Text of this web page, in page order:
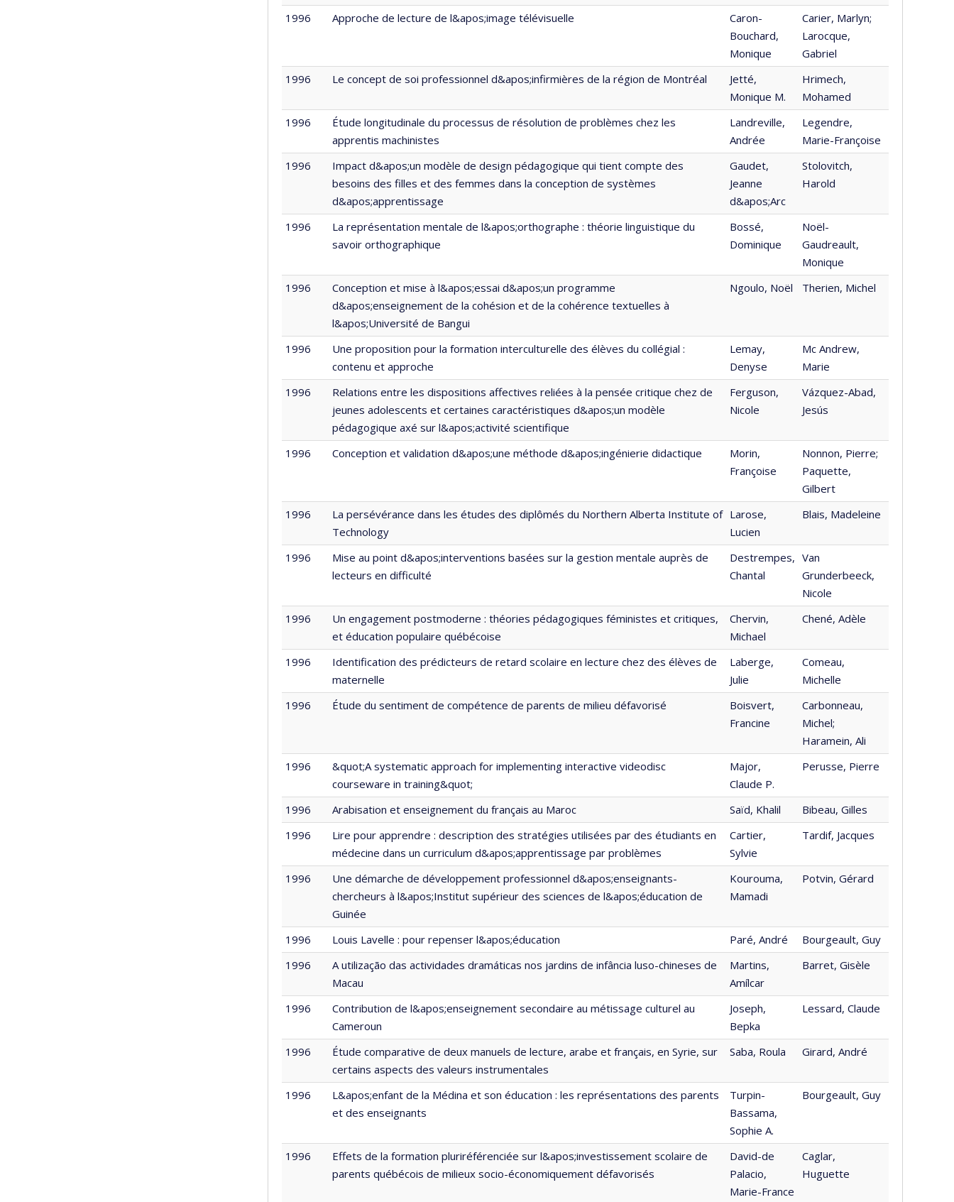
1996 Approche de lecture de l&apos;image télévisuelle
Caron-
Bouchard,
Monique
Carier, Marlyn;
Larocque,
Gabriel
1996
Le concept de soi professionnel d&apos;infirmières de la région de Montréal
Jetté,
Monique M.
Hrimech,
Mohamed
1996
Étude longitudinale du processus de résolution de problèmes chez les
apprentis machinistes
Landreville,
Andrée
Legendre,
Marie-Françoise
1996
Impact d&apos;un modèle de design pédagogique qui tient compte des
besoins des filles et des femmes dans la conception de systèmes
d&apos;apprentissage
Gaudet,
Jeanne
d&apos;Arc
Stolovitch,
Harold
1996
La représentation mentale de l&apos;orthographe : théorie linguistique du
savoir orthographique
Bossé,
Dominique
Noël-
Gaudreault,
Monique
1996
Conception et mise à l&apos;essai d&apos;un programme
d&apos;enseignement de la cohésion et de la cohérence textuelles à
l&apos;Université de Bangui
Ngoulo, Noël Therien, Michel
1996
Une proposition pour la formation interculturelle des élèves du collégial :
contenu et approche
Lemay,
Denyse
Mc Andrew,
Marie
1996
Relations entre les dispositions affectives reliées à la pensée critique chez de
jeunes adolescents et certaines caractéristiques d&apos;un modèle
pédagogique axé sur l&apos;activité scientifique
Ferguson,
Nicole
Vázquez-Abad,
Jesús
1996 Conception et validation d&apos;une méthode d&apos;ingénierie didactique
Morin,
Françoise
Nonnon, Pierre;
Paquette,
Gilbert
1996
La persévérance dans les études des diplômés du Northern Alberta Institute of
Technology
Larose,
Lucien
Blais, Madeleine
1996
Mise au point d&apos;interventions basées sur la gestion mentale auprès de
lecteurs en difficulté
Destrempes,
Chantal
Van
Grunderbeeck,
Nicole
1996
Un engagement postmoderne : théories pédagogiques féministes et critiques,
et éducation populaire québécoise
Chervin,
Michael
Chené, Adèle
1996
Identification des prédicteurs de retard scolaire en lecture chez des élèves de
maternelle
Laberge,
Julie
Comeau,
Michelle
1996
Étude du sentiment de compétence de parents de milieu défavorisé
Boisvert,
Francine
Carbonneau,
Michel;
Haramein, Ali
1996
&quot;A systematic approach for implementing interactive videodisc
courseware in training&quot;
Major,
Claude P.
Perusse, Pierre
1996 Arabisation et enseignement du français au Maroc Saïd, Khalil
Bibeau, Gilles
1996
Lire pour apprendre : description des stratégies utilisées par des étudiants en
médecine dans un curriculum d&apos;apprentissage par problèmes
Cartier,
Sylvie
Tardif, Jacques
1996
Une démarche de développement professionnel d&apos;enseignants-
chercheurs à l&apos;Institut supérieur des sciences de l&apos;éducation de
Guinée
Kourouma,
Mamadi
Potvin, Gérard
1996 Louis Lavelle : pour repenser l&apos;éducation Paré, André
Bourgeault, Guy
1996
A utilização das actividades dramáticas nos jardins de infância luso-chineses de
Macau
Martins,
Amílcar
Barret, Gisèle
1996
Contribution de l&apos;enseignement secondaire au métissage culturel au
Cameroun
Joseph,
Bepka
Lessard, Claude
1996
Étude comparative de deux manuels de lecture, arabe et français, en Syrie, sur
certains aspects des valeurs instrumentales
Saba, Roula Girard, André
1996
L&apos;enfant de la Médina et son éducation : les représentations des parents
et des enseignants
Turpin-
Bassama,
Sophie A.
Bourgeault, Guy
1996
Effets de la formation pluriréférenciée sur l&apos;investissement scolaire de
parents québécois de milieux socio-économiquement défavorisés
David-de
Palacio,
Marie-France
Caglar,
Huguette